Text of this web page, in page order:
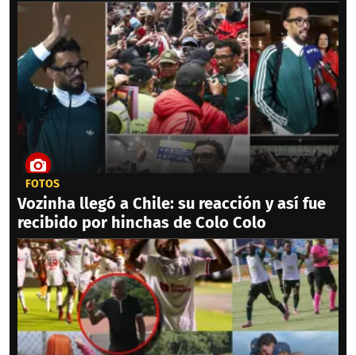
FOTOS
Vozinha llegó a Chile: su reacción y así fue
recibido por hinchas de Colo Colo